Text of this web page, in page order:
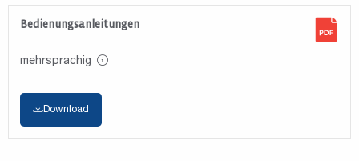
Bedienungsanleitungen
mehrsprachig
Download